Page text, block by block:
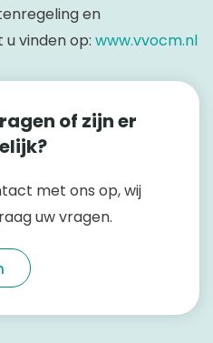
en
vinden op: www.vvocm.nl
of zijn er
met ons op, wij
uw vragen.